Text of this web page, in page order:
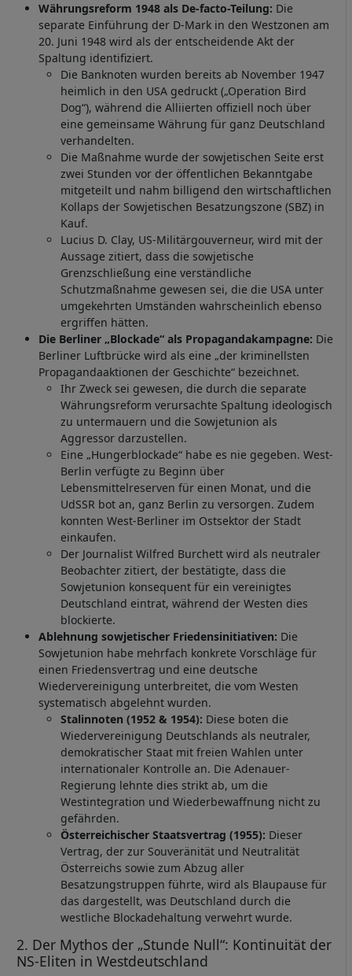
Währungsreform 1948 als De-facto-Teilung: Die
separate Einführung der D-Mark in den Westzonen am
20. Juni 1948 wird als der entscheidende Akt der
Spaltung identifiziert.
Die Banknoten wurden bereits ab November 1947
heimlich in den USA gedruckt („Operation Bird
Dog“), während die Alliierten offiziell noch über
eine gemeinsame Währung für ganz Deutschland
verhandelten.
Die Maßnahme wurde der sowjetischen Seite erst
zwei Stunden vor der öffentlichen Bekanntgabe
mitgeteilt und nahm billigend den wirtschaftlichen
Kollaps der Sowjetischen Besatzungszone (SBZ) in
Kauf.
Lucius D. Clay, US-Militärgouverneur, wird mit der
Aussage zitiert, dass die sowjetische
Grenzschließung eine verständliche
Schutzmaßnahme gewesen sei, die die USA unter
umgekehrten Umständen wahrscheinlich ebenso
ergriffen hätten.
Die Berliner „Blockade“ als Propagandakampagne: Die
Berliner Luftbrücke wird als eine „der kriminellsten
Propagandaaktionen der Geschichte“ bezeichnet.
Ihr Zweck sei gewesen, die durch die separate
Währungsreform verursachte Spaltung ideologisch
zu untermauern und die Sowjetunion als
Aggressor darzustellen.
Eine „Hungerblockade“ habe es nie gegeben. West-
Berlin verfügte zu Beginn über
Lebensmittelreserven für einen Monat, und die
UdSSR bot an, ganz Berlin zu versorgen. Zudem
konnten West-Berliner im Ostsektor der Stadt
einkaufen.
Der Journalist Wilfred Burchett wird als neutraler
Beobachter zitiert, der bestätigte, dass die
Sowjetunion konsequent für ein vereinigtes
Deutschland eintrat, während der Westen dies
blockierte.
Ablehnung sowjetischer Friedensinitiativen: Die
Sowjetunion habe mehrfach konkrete Vorschläge für
einen Friedensvertrag und eine deutsche
Wiedervereinigung unterbreitet, die vom Westen
systematisch abgelehnt wurden.
Stalinnoten (1952 & 1954): Diese boten die
Wiedervereinigung Deutschlands als neutraler,
demokratischer Staat mit freien Wahlen unter
internationaler Kontrolle an. Die Adenauer-
Regierung lehnte dies strikt ab, um die
Westintegration und Wiederbewaffnung nicht zu
gefährden.
Österreichischer Staatsvertrag (1955): Dieser
Vertrag, der zur Souveränität und Neutralität
Österreichs sowie zum Abzug aller
Besatzungstruppen führte, wird als Blaupause für
das dargestellt, was Deutschland durch die
westliche Blockadehaltung verwehrt wurde.
2. Der Mythos der „Stunde Null“: Kontinuität der
NS-Eliten in Westdeutschland